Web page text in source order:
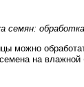
семян:
можно
на